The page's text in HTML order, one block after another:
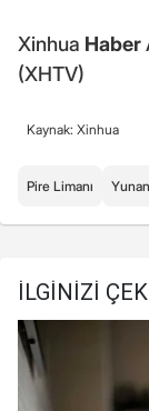
Xinhua Haber
(XHTV)
Kaynak: Xinhua
Pire Limanı